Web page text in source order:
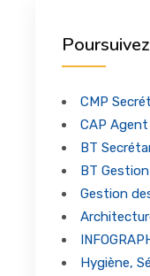
CMP
CAP
BT
BT
Gestion
Hygiène,